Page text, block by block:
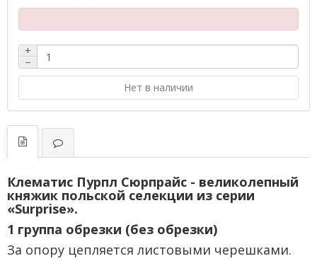
+
−
Нет в наличии
Клематис Пурпл Сюрпрайс - великолепный
княжик польской селекции из серии
«Surprise».
1 группа обрезки (без обрезки)
За опору цепляется листовыми черешками.